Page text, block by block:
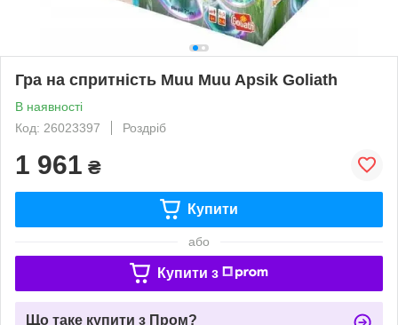
Гра на спритність Muu Muu Apsik Goliath
В наявності
Код: 26023397
Роздріб
1 961 ₴
Купити
або
Купити з
Що таке купити з Пром?